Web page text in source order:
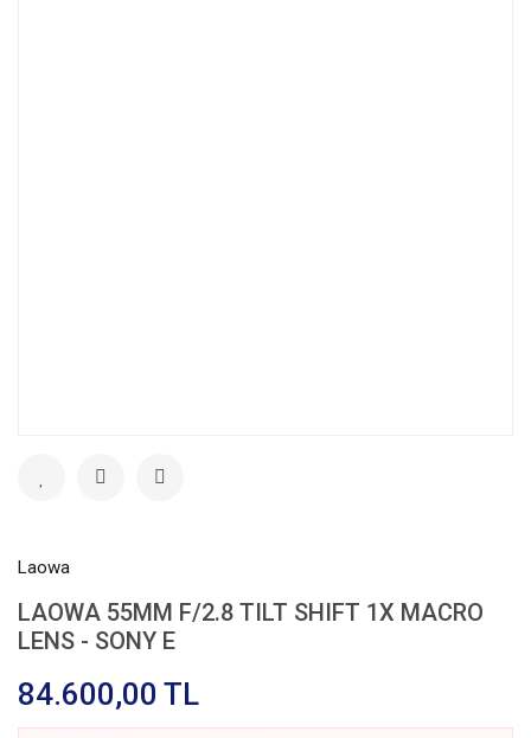
Laowa
LAOWA 55MM F/2.8 TILT SHIFT 1X MACRO
LENS - SONY E
84.600,00 TL